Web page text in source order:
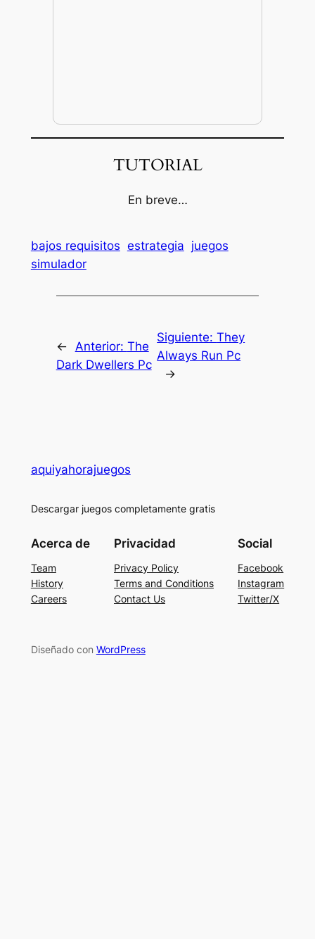
TUTORIAL
En breve…
bajos requisitos estrategia juegos
simulador
← Anterior: The
Dark Dwellers Pc
Siguiente:They
Always Run Pc
→
aquiyahorajuegos
Descargar juegos completamente gratis
Acerca de
Team
History
Careers
Privacidad
Privacy Policy
Terms and Conditions
Contact Us
Social
Facebook
Instagram
Twitter/X
Diseñado con WordPress